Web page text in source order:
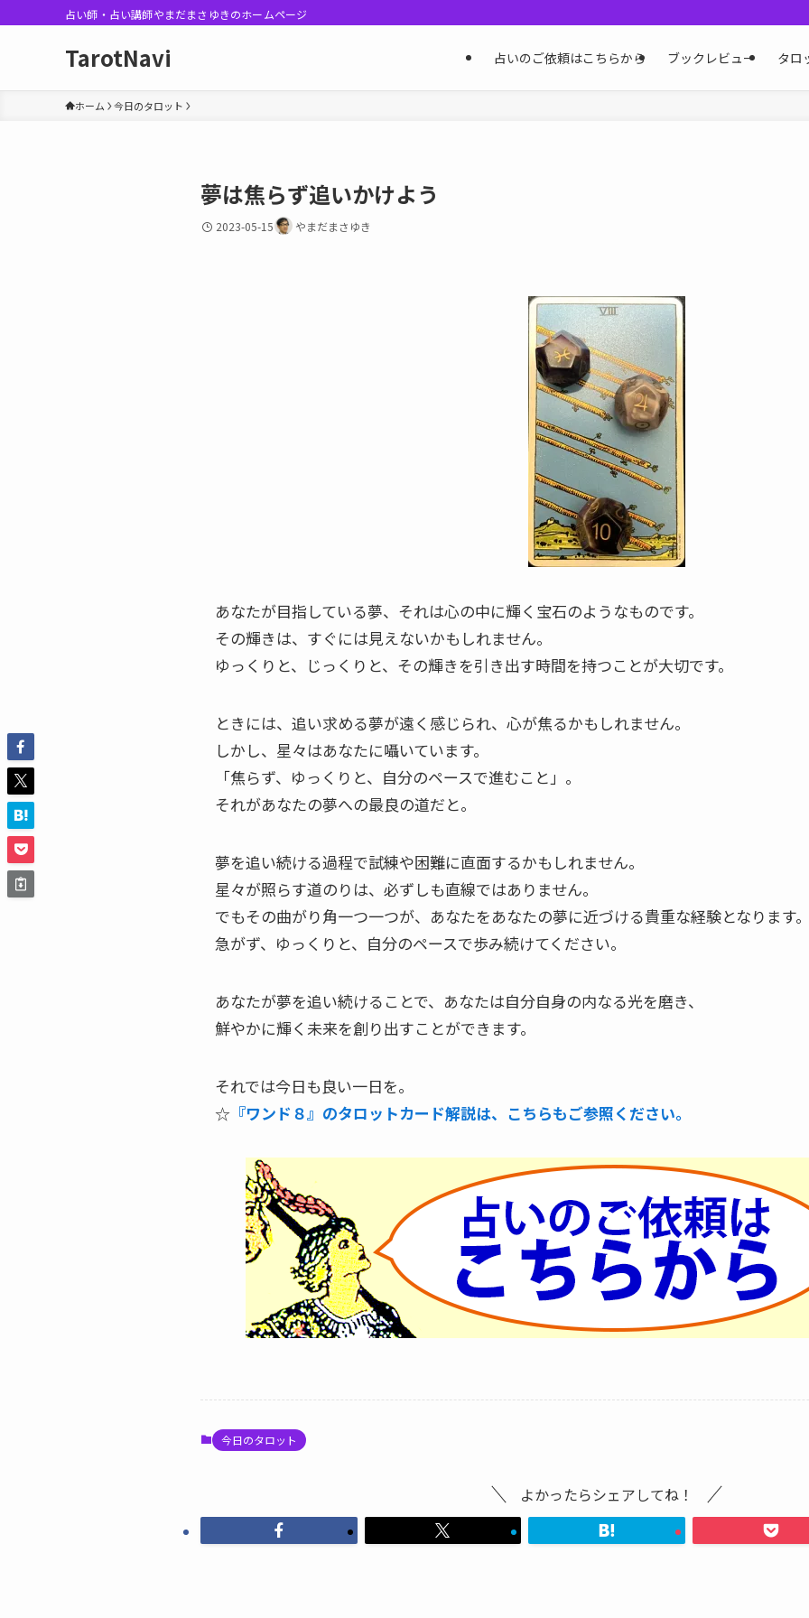
占い師・占い講師やまだまさゆきのホームページ
TarotNavi 占いのご依頼はこちらから ブックレビュー タロ
ホーム 今日のタロット
夢は焦らず追いかけよう
2023-05-15 やまだまさゆき
あなたが目指している夢、それは心の中に輝く宝石のようなものです。
その輝きは、すぐには見えないかもしれません。
ゆっくりと、じっくりと、その輝きを引き出す時間を持つことが大切です。
ときには、追い求める夢が遠く感じられ、心が焦るかもしれません。
しかし、星々はあなたに囁いています。
「焦らず、ゆっくりと、自分のペースで進むこと」。
それがあなたの夢への最良の道だと。
夢を追い続ける過程で試練や困難に直面するかもしれません。
星々が照らす道のりは、必ずしも直線ではありません。
でもその曲がり角一つ一つが、あなたをあなたの夢に近づける貴重な経験となります
急がず、ゆっくりと、自分のペースで歩み続けてください。
あなたが夢を追い続けることで、あなたは自分自身の内なる光を磨き、
鮮やかに輝く未来を創り出すことができます。
それでは今日も良い一日を。
☆ 『ワンド８』のタロットカード解説は、こちらもご参照ください。
今日のタロット
よかったらシェアしてね！